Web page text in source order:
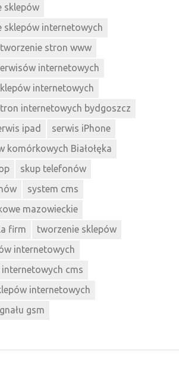
sklepów
sklepów internetowych
stron www
internetowych
internetowych
internetowych bydgoszcz
ipad
serwis iPhone
komórkowych Białołęka
skup telefonów
system cms
mazowieckie
firm
tworzenie sklepów
internetowych
cms
internetowych
gsm